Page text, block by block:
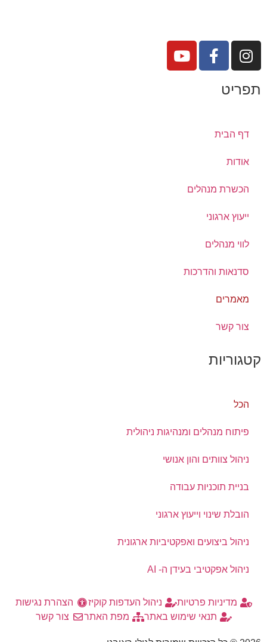
תפריט
דף הבית
אודות
הכשרת מנהלים
ייעוץ ארגוני
לווי מנהלים
סדנאות והדרכות
מאמרים
צור קשר
קטגוריות
הכל
פיתוח מנהלים ומנהיגות ניהולית
ניהול צוותים והון אנושי
בניית תוכניות עבודה
הובלת שינוי וייעוץ ארגוני
ניהול ביצועים ואפקטיביות ארגונית
ניהול אפקטיבי בעידן ה- AI
מדיניות פרטיות ניהול העדפות קוקיז
הצהרת נגישות
תנאי שימוש באתר
מפת האתר צור קשר